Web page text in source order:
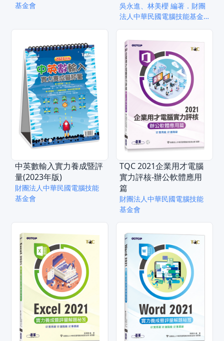
基金會
教學檔)
吳永進、林美櫻 編著．財團
法人中華民國電腦技能基金
中英數輸入實力養成暨評
量(2023年版)
財團法人中華民國電腦技能
基金會
TQC 2021企業用才電腦
實力評核-辦公軟體應用
篇
財團法人中華民國電腦技能
基金會